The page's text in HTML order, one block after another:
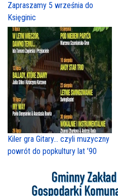
Zapraszamy 5 września do
Księginic
Kiler gra Gitary… czyli muzyczny
powrót do popkultury lat ’90